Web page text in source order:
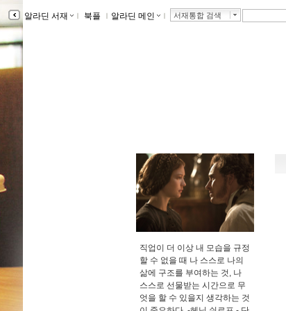
알라딘 서재 ｌ 북플 ｌ 알라딘 메인 ｌ 서재통합 검색
직업이 더 이상 내 모습을 규정
할 수 없을 때 나 스스로 나의
삶에 구조를 부여하는 것, 나
스스로 선물받는 시간으로 무
엇을 할 수 있을지 생각하는 것